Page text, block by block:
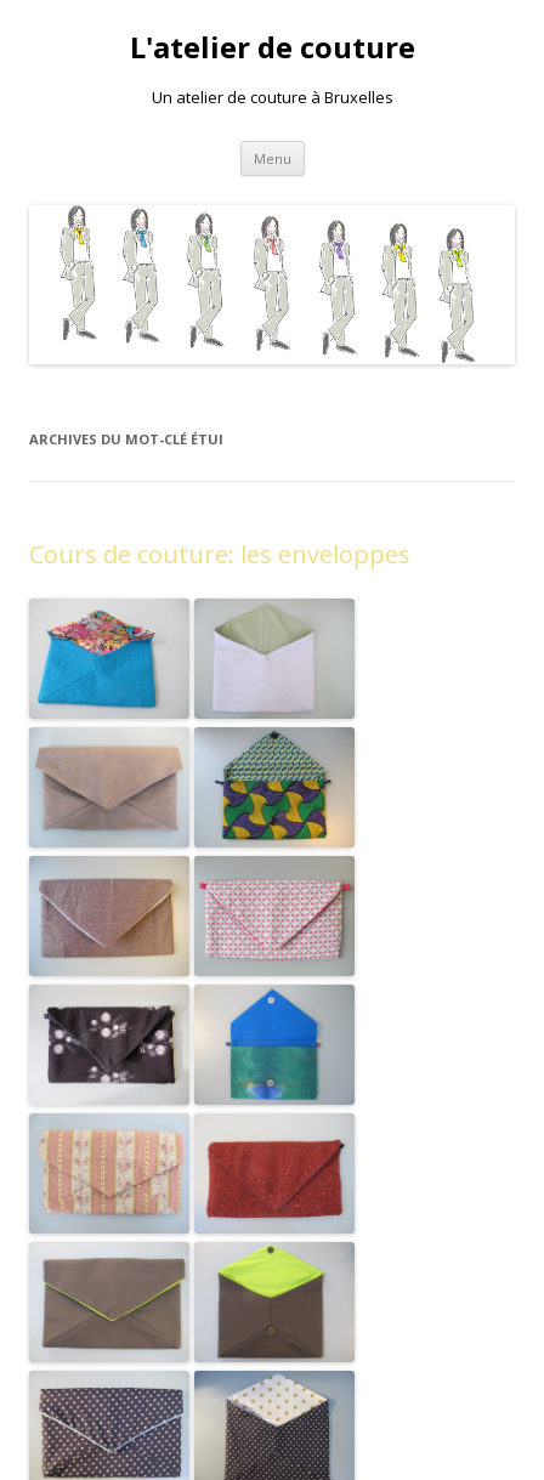
L'atelier de couture
Un atelier de couture à Bruxelles
Menu Aller au contenu principal
ARCHIVES DU MOT-CLÉ ÉTUI
Cours de couture: les enveloppes